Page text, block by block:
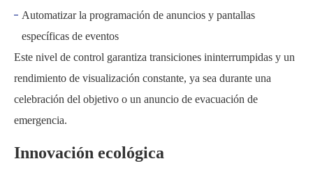
Automatizar la programación de anuncios y pantallas
específicas de eventos
Este nivel de control garantiza transiciones ininterrumpidas y un
rendimiento de visualización constante, ya sea durante una
celebración del objetivo o un anuncio de evacuación de
emergencia.
Innovación ecológica